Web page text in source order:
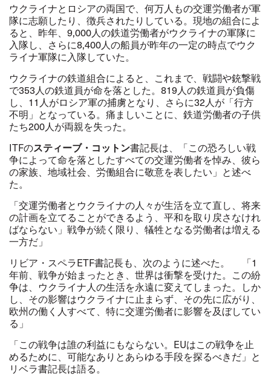
ウクライナとロシアの両国で、何万人もの交運労働者が軍
隊に志願したり、徴兵されたりしている。現地の組合によ
ると、昨年、9,000人の鉄道労働者がウクライナの軍隊に
入隊し、さらに8,400人の船員が昨年の一定の時点でウク
ライナ軍隊に入隊していた。
ウクライナの鉄道組合によると、これまで、戦闘や銃撃戦
で353人の鉄道員が命を落とした。819人の鉄道員が負傷
し、11人がロシア軍の捕虜となり、さらに32人が「行方
不明」となっている。痛ましいことに、鉄道労働者の子供
たち200人が両親を失った。
ITFのスティーブ・コットン書記長は、「この恐ろしい戦
争によって命を落としたすべての交運労働者を悼み、彼ら
の家族、地域社会、労働組合に敬意を表したい」と述べ
た。
「交運労働者とウクライナの人々が生活を立て直し、将来
の計画を立てることができるよう、平和を取り戻さなけれ
ばならない」戦争が続く限り、犠牲となる労働者は増える
一方だ」
リビア・スペラETF書記長も、次のように述べた。 「1
年前、戦争が始まったとき、世界は衝撃を受けた。この紛
争は、ウクライナ人の生活を永遠に変えてしまった。しか
し、その影響はウクライナに止まらず、その先に広がり、
欧州の働く人すべて、特に交運労働者に影響を及ぼしてい
る」
「この戦争は誰の利益にもならない。EUはこの戦争を止
めるために、可能なありとあらゆる手段を探るべきだ」と
リベラ書記長は語る。